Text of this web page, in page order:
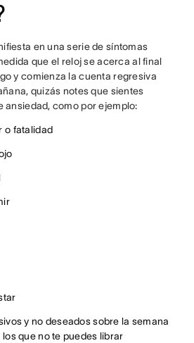
en una serie de síntomas
que el reloj se acerca al final
y comienza la cuenta regresiva
quizás notes que sientes
ansiedad, como por ejemplo:
o fatalidad
y no deseados sobre la semana
que no te puedes librar